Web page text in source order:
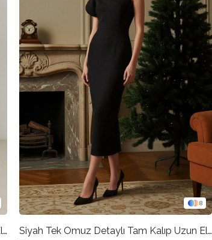
Krem Tek Omuz Detaylı Tam Kalıp Uzun Elbise
8
Siyah Tek Omuz Detaylı Tam Kalıp Uzun Elbise